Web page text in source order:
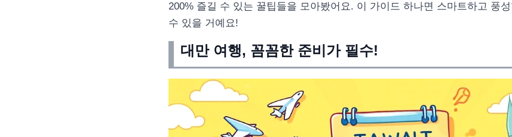
200% 즐길 수 있는 꿀팁들을 모아봤어요. 이 가이드 하나면 스마트하고 풍
수 있을 거예요!
대만 여행, 꼼꼼한 준비가 필수!